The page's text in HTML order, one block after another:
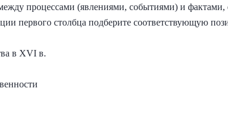
процессами (явлениями, событиями) и
первого столбца подберите соответствующую
в XVI в.